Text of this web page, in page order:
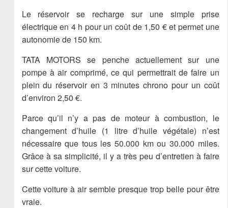
Le réservoir se recharge sur une simple prise
électrique en 4 h pour un coût de 1,50 € et permet une
autonomie de 150 km.
TATA MOTORS se penche actuellement sur une
pompe à air comprimé, ce qui permettrait de faire un
plein du réservoir en 3 minutes chrono pour un coût
d’environ 2,50 €.
Parce qu’il n’y a pas de moteur à combustion, le
changement d’huile (1 litre d’huile végétale) n’est
nécessaire que tous les 50.000 km ou 30.000 miles.
Grâce à sa simplicité, il y a très peu d’entretien à faire
sur cette voiture.
Cette voiture à air semble presque trop belle pour être
vraie.